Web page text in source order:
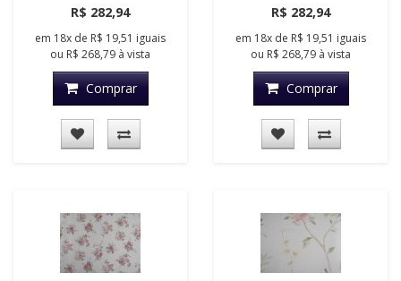
R$ 282,94
em 18x de R$ 19,51 iguais
ou R$ 268,79 à vista
Comprar
R$ 282,94
em 18x de R$ 19,51 iguais
ou R$ 268,79 à vista
Comprar